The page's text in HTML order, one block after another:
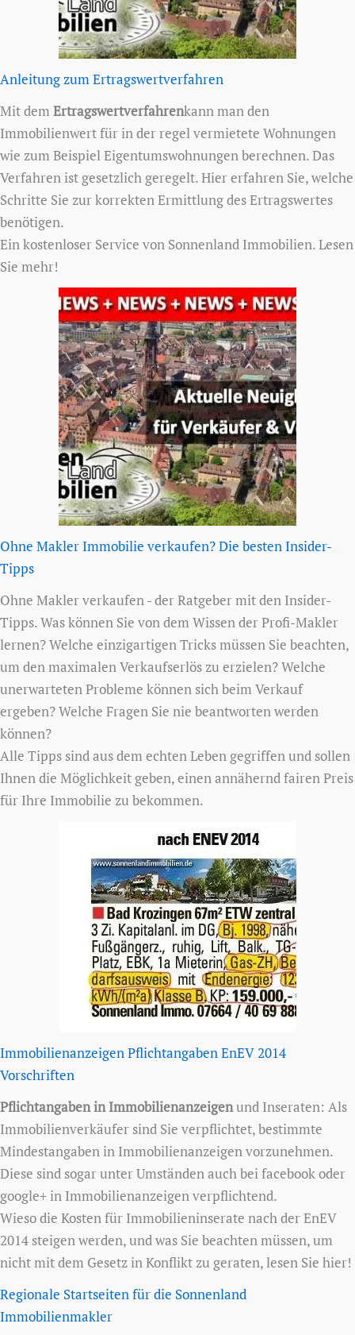
Anleitung zum Ertragswertverfahren
Mit dem Ertragswertverfahrenkann man den
Immobilienwert für in der regel vermietete Wohnungen
wie zum Beispiel Eigentumswohnungen berechnen. Das
Verfahren ist gesetzlich geregelt. Hier erfahren Sie, welche
Schritte Sie zur korrekten Ermittlung des Ertragswertes
benötigen.
Ein kostenloser Service von Sonnenland Immobilien. Lesen
Sie mehr!
Ohne Makler Immobilie verkaufen? Die besten Insider-
Tipps
Ohne Makler verkaufen - der Ratgeber mit den Insider-
Tipps. Was können Sie von dem Wissen der Profi-Makler
lernen? Welche einzigartigen Tricks müssen Sie beachten,
um den maximalen Verkaufserlös zu erzielen? Welche
unerwarteten Probleme können sich beim Verkauf
ergeben? Welche Fragen Sie nie beantworten werden
können?
Alle Tipps sind aus dem echten Leben gegriffen und sollen
Ihnen die Möglichkeit geben, einen annähernd fairen Preis
für Ihre Immobilie zu bekommen.
Immobilienanzeigen Pflichtangaben EnEV 2014
Vorschriften
Pflichtangaben in Immobilienanzeigenund Inseraten: Als
Immobilienverkäufer sind Sie verpflichtet, bestimmte
Mindestangaben in Immobilienanzeigen vorzunehmen.
Diese sind sogar unter Umständen auch bei facebook oder
google+ in Immobilienanzeigen verpflichtend.
Wieso die Kosten für Immobilieninserate nach der EnEV
2014 steigen werden, und was Sie beachten müssen, um
nicht mit dem Gesetz in Konflikt zu geraten, lesen Sie hier!
Regionale Startseiten für die Sonnenland
Immobilienmakler